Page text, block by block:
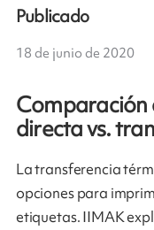
Comparación
directa vs.
La transferencia
opciones para
etiquetas. IIMAK
Publicado
18 de junio de 2020